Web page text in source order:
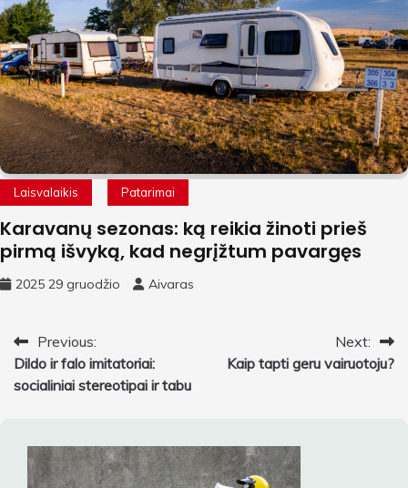
Laisvalaikis Patarimai
Karavanų sezonas: ką reikia žinoti prieš
pirmą išvyką, kad negrįžtum pavargęs
2025 29 gruodžio Aivaras
Navigacija
tarp
Previous:
Dildo ir falo imitatoriai:
socialiniai stereotipai ir tabu
Next:
Kaip tapti geru vairuotoju?